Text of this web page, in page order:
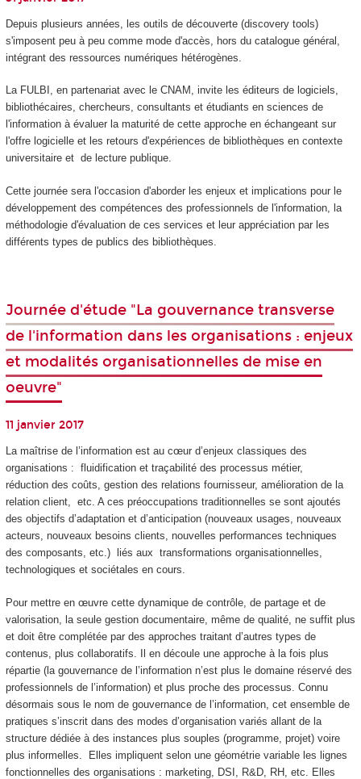
Depuis plusieurs années, les outils de découverte (discovery tools)
s'imposent peu à peu comme mode d'accès, hors du catalogue général,
intégrant des ressources numériques hétérogènes.
La FULBI, en partenariat avec le CNAM, invite les éditeurs de logiciels,
bibliothécaires, chercheurs, consultants et étudiants en sciences de
l'information à évaluer la maturité de cette approche en échangeant sur
l'offre logicielle et les retours d'expériences de bibliothèques en contexte
universitaire et de lecture publique.
Cette journée sera l'occasion d'aborder les enjeux et implications pour le
développement des compétences des professionnels de l'information, la
méthodologie d'évaluation de ces services et leur appréciation par les
différents types de publics des bibliothèques.
Journée d'étude "La gouvernance transverse
de l'information dans les organisations : enjeux
et modalités organisationnelles de mise en
oeuvre"
11 janvier 2017
La maîtrise de l’information est au cœur d’enjeux classiques des
organisations : fluidification et traçabilité des processus métier,
réduction des coûts, gestion des relations fournisseur, amélioration de la
relation client, etc. A ces préoccupations traditionnelles se sont ajoutés
des objectifs d’adaptation et d’anticipation (nouveaux usages, nouveaux
acteurs, nouveaux besoins clients, nouvelles performances techniques
des composants, etc.) liés aux transformations organisationnelles,
technologiques et sociétales en cours.
Pour mettre en œuvre cette dynamique de contrôle, de partage et de
valorisation, la seule gestion documentaire, même de qualité, ne suffit plus
et doit être complétée par des approches traitant d’autres types de
contenus, plus collaboratifs. Il en découle une approche à la fois plus
répartie (la gouvernance de l’information n’est plus le domaine réservé des
professionnels de l’information) et plus proche des processus. Connu
désormais sous le nom de gouvernance de l’information, cet ensemble de
pratiques s’inscrit dans des modes d’organisation variés allant de la
structure dédiée à des instances plus souples (programme, projet) voire
plus informelles. Elles impliquent selon une géométrie variable les lignes
fonctionnelles des organisations : marketing, DSI, R&D, RH, etc. Elles